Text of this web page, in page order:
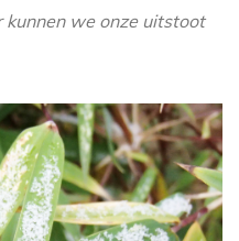
kunnen we onze uitstoot